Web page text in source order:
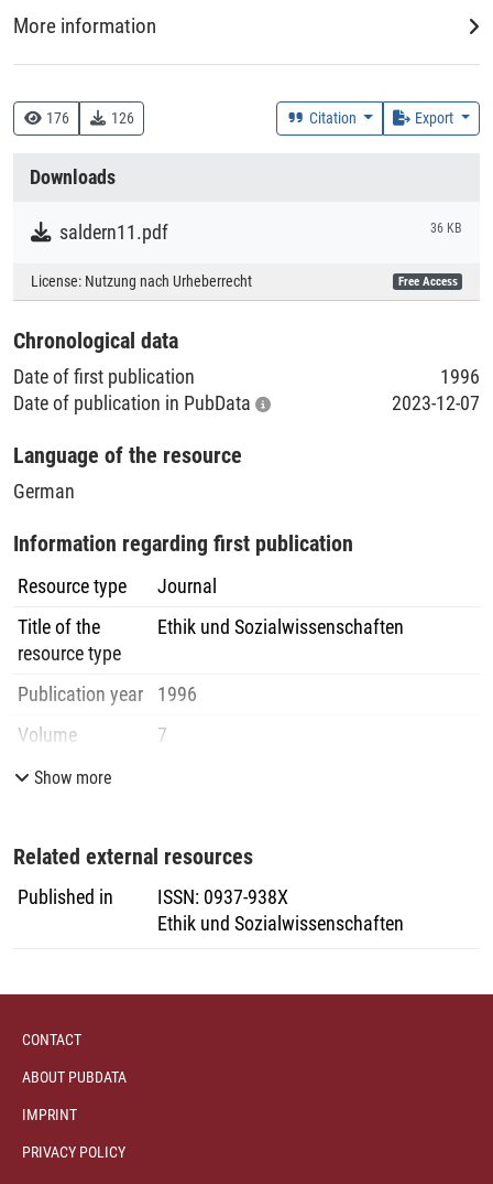
176 126 Citation Export
Downloads
saldern11.pdf 36 KB
License: Nutzung nach Urheberrecht Free Access
Chronological data
Date of first publication
1996
Date of publication in PubData
2023-12-07
Language of the resource
German
Information regarding first publication
Resource type
Journal
Title of the
resource type
Ethik und Sozialwissenschaften
Publication year
1996
Volume
7
Issue
Publisher
Lucius & Lucius
Show more
Related external resources
Published in ISSN: 0937-938X
Ethik und Sozialwissenschaften
More information
Research
Collections
CONTACT
ABOUT PUBDATA
IMPRINT
PRIVACY POLICY